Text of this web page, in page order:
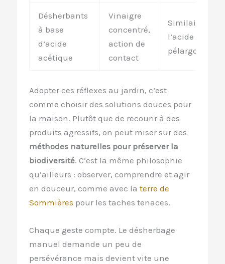
Désherbants
à base
d’acide
acétique
Vinaigre
concentré,
action de
contact
Similaire à
l’acide
pélargonique
Adopter ces réflexes au jardin, c’est
comme choisir des solutions douces pour
la maison. Plutôt que de recourir à des
produits agressifs, on peut miser sur des
méthodes naturelles pour préserver la
biodiversité. C’est la même philosophie
qu’ailleurs : observer, comprendre et agir
en douceur, comme avec la terre de
Sommières pour les taches tenaces.
Chaque geste compte. Le désherbage
manuel demande un peu de
persévérance mais devient vite une